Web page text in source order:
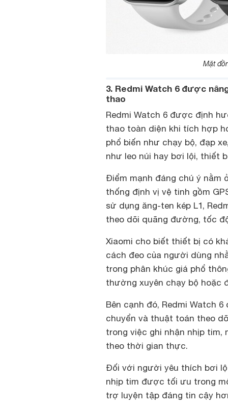
Mặt
3. Redmi Watch 6 được
thao
Redmi Watch 6 được định
thao toàn diện khi tích hợp
phổ biến như chạy bộ, đạp
như leo núi hay bơi lội, thiết
Điểm mạnh đáng chú ý nằm
thống định vị vệ tinh gồm
sử dụng ăng-ten kép L1,
theo dõi quãng đường, tốc
Xiaomi cho biết thiết bị có
cách đeo của người dùng
trong phân khúc giá phổ
thường xuyên chạy bộ hoặc
Bên cạnh đó, Redmi Watch
chuyển và thuật toán theo
trong việc ghi nhận nhịp
theo thời gian thực.
Đối với người yêu thích bơi
nhịp tim được tối ưu trong
trợ luyện tập đáng tin cậy